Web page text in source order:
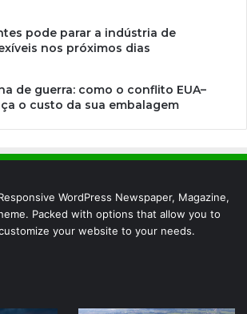
pode parar a indústria de
nos próximos dias
de guerra: como o conflito EUA–
o custo da sua embalagem
WordPress Newspaper, Magazine,
Packed with options that allow you to
your website to your needs.